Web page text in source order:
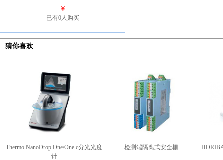
￥
已有0人购买
猜你喜欢
Thermo NanoDrop One/One c分光光度
计
检测端隔离式安全栅